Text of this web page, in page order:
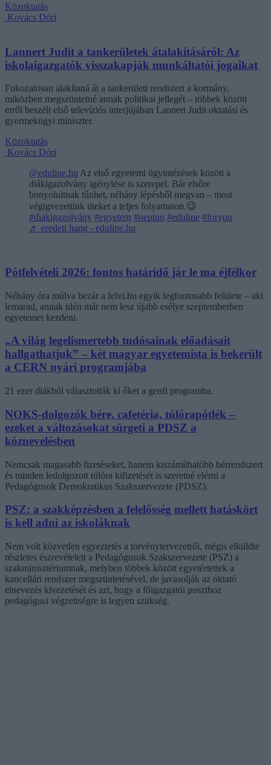
Közoktatás
Kovács Dóri
Lannert Judit a tankerületek átalakításáról: Az
iskolaigazgatók visszakapják munkáltatói jogaikat
Fokozatosan alakítaná át a tankerületi rendszert a kormány,
miközben megszüntetné annak politikai jellegét – többek között
erről beszélt első televíziós interjújában Lannert Judit oktatási és
gyermekügyi miniszter.
Közoktatás
Kovács Dóri
@eduline.hu Az első egyetemi ügyintézések között a
diákigazolvány igénylése is szerepel. Bár elsőre
bonyolultnak tűnhet, néhány lépésből megvan – most
végigvezetünk titeket a teljes folyamaton.😉
#diákigazolvány #egyetem #neptun #eduline #foryou
♬ eredeti hang - eduline.hu
Pótfelvételi 2026: fontos határidő jár le ma éjfélkor
Néhány óra múlva bezár a felvi.hu egyik legfontosabb felülete – aki
lemarad, annak idén már nem lesz újabb esélye szeptemberben
egyetemet kezdeni.
„A világ legelismertebb tudósainak előadásait
hallgathatjuk” – két magyar egyetemista is bekerült
a CERN nyári programjába
21 ezer diákból választották ki őket a genfi programba.
NOKS-dolgozók bére, cafetéria, túlórapótlék –
ezeket a változásokat sürgeti a PDSZ a
köznevelésben
Nemcsak magasabb fizetéseket, hanem kiszámíthatóbb bérrendszert
és minden ledolgozott túlóra kifizetését is szeretné elérni a
Pedagógusok Demokratikus Szakszervezete (PDSZ).
PSZ: a szakképzésben a felelősség mellett hatáskört
is kell adni az iskoláknak
Nem volt közvetlen egyeztetés a törvénytervezetről, mégis elküldte
részletes észrevételeit a Pedagógusok Szakszervezete (PSZ) a
szakminisztériumnak, melyben többek között egyetértettek a
kancellári rendszer megszüntetésével, de javasolják az oktató
elnevezés kivezetését és azt, hogy a főigazgatói poszthoz
pedagógusi végzettségre is legyen szükség.